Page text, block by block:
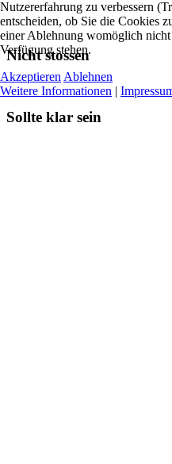
Nicht stossen
Sollte klar sein
Nutzererfahrung zu verbessern
entscheiden, ob Sie die Cookies
einer Ablehnung womöglich
Verfügung stehen.
Akzeptieren Ablehnen
Weitere Informationen |